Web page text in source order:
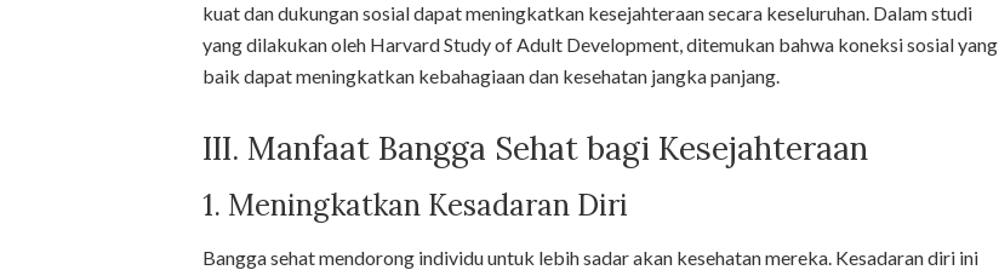
kuat dan dukungan sosial dapat meningkatkan kesejahteraan secara keseluruhan. Dalam studi
yang dilakukan oleh Harvard Study of Adult Development, ditemukan bahwa koneksi sosial yang
baik dapat meningkatkan kebahagiaan dan kesehatan jangka panjang.
III. Manfaat Bangga Sehat bagi Kesejahteraan
1. Meningkatkan Kesadaran Diri
Bangga sehat mendorong individu untuk lebih sadar akan kesehatan mereka. Kesadaran diri ini